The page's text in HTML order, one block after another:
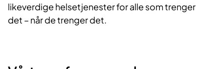
likeverdige helsetjenester for alle som trenger
det – når de trenger det.